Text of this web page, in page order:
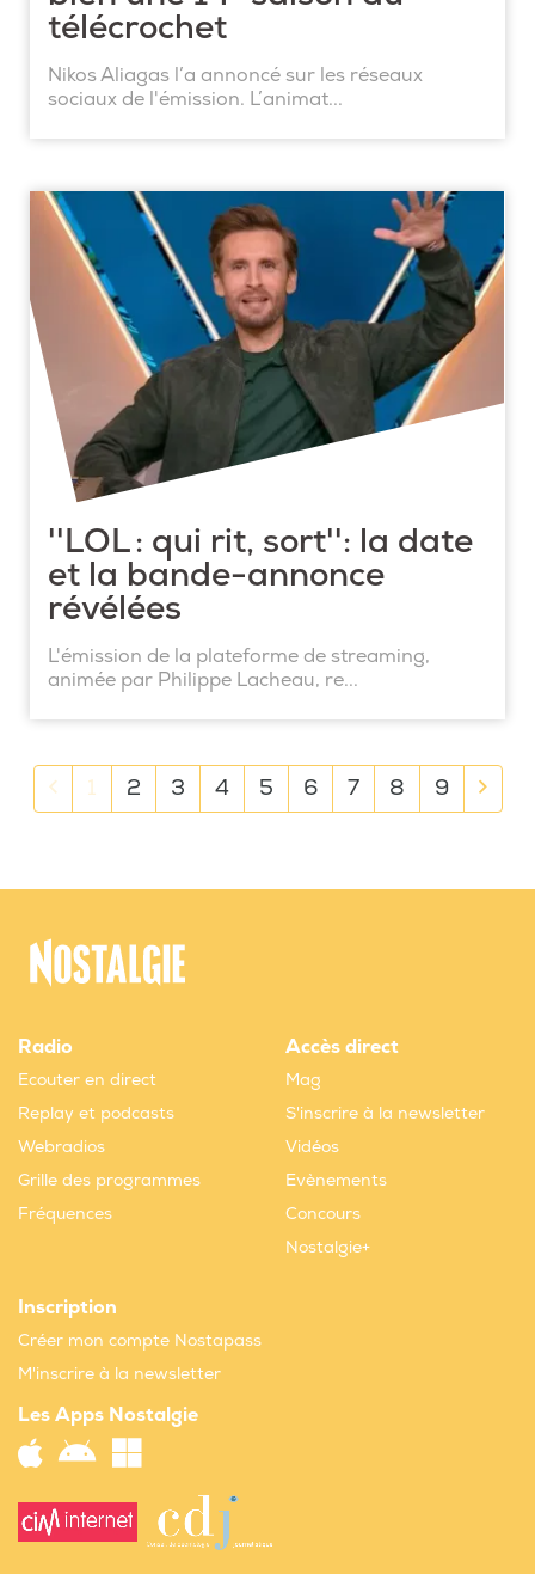
télécrochet
Nikos Aliagas l’a annoncé sur les réseaux
sociaux de l'émission. L’animat...
''LOL : qui rit, sort'': la date
et la bande-annonce
révélées
L'émission de la plateforme de streaming,
animée par Philippe Lacheau, re...
Previous
1 2 3 4 5 6 7 8 9 Next
Radio
Ecouter en direct
Replay et podcasts
Webradios
Grille des programmes
Fréquences
Accès direct
Mag
S'inscrire à la newsletter
Vidéos
Evènements
Concours
Nostalgie+
Inscription
Créer mon compte Nostapass
M'inscrire à la newsletter
Les Apps Nostalgie